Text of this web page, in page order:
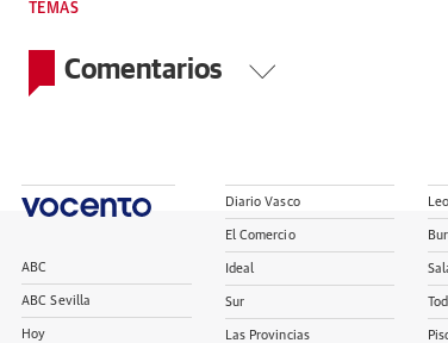
TEMAS
Comentarios
ABC
ABC Sevilla
Hoy
Diario Vasco
El Comercio
Ideal
Sur
Las Provincias